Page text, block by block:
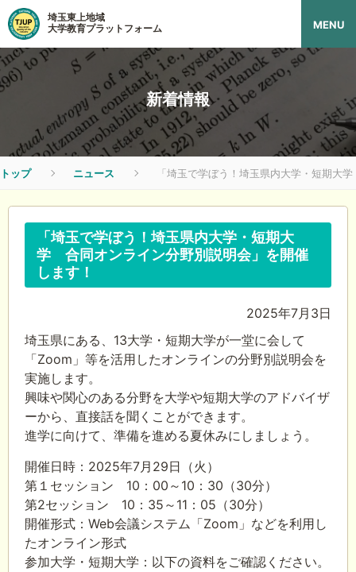
埼玉東上地域
大学教育プラットフォーム
MENU
新着情報
トップ ニュース 「埼玉で学ぼう！埼玉県内大学・短期大
「埼玉で学ぼう！埼玉県内大学・短期大
学 合同オンライン分野別説明会」を開催
します！
2025年7月3日
埼玉県にある、13大学・短期大学が一堂に会して
「Zoom」等を活用したオンラインの分野別説明会を
実施します。
興味や関心のある分野を大学や短期大学のアドバイザ
ーから、直接話を聞くことができます。
進学に向けて、準備を進める夏休みにしましょう。
開催日時：2025年7月29日（火）
第１セッション 10：00～10：30（30分）
第2セッション 10：35～11：05（30分）
開催形式：Web会議システム「Zoom」などを利用し
たオンライン形式
参加大学・短期大学：以下の資料をご確認ください。